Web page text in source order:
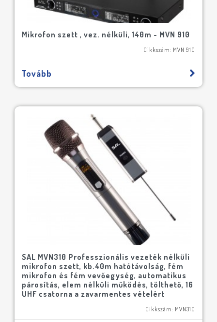
Mikrofon szett , vez. nélküli, 140m - MVN 910
Cikkszám: MVN 910
Tovább
SAL MVN310 Professzionális vezeték nélküli
mikrofon szett, kb.40m hatótávolság, fém
mikrofon és fém vevőegység, automatikus
párosítás, elem nélküli működés, tölthető, 16
UHF csatorna a zavarmentes vételért
Cikkszám: MVN310